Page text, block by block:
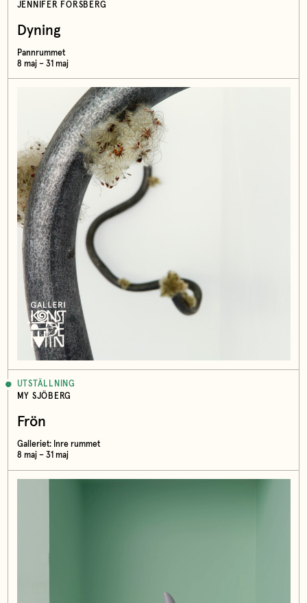
JENNIFER FORSBERG
Dyning
Pannrummet
8 maj – 31 maj
UTSTÄLLNING
MY SJÖBERG
Frön
Galleriet: Inre rummet
8 maj – 31 maj